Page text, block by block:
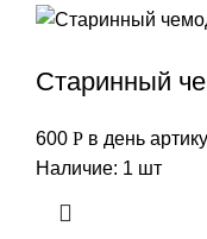
Старинный
600 Р в день
Наличие: 1 шт